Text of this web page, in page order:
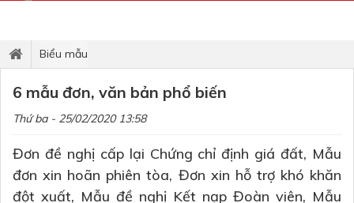
Biểu mẫu
6 mẫu đơn, văn bản phổ biến
Thứ ba - 25/02/2020 13:58
Đơn đề nghị cấp lại Chứng chỉ định giá đất, Mẫu
đơn xin hoãn phiên tòa, Đơn xin hỗ trợ khó khăn
đột xuất, Mẫu đề nghị Kết nạp Đoàn viên, Mẫu